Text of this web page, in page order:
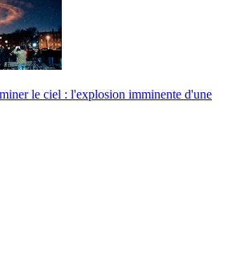
le ciel : l'explosion imminente d'une